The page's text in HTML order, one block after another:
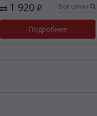
1 920 ₽ Все цены
Подробнее